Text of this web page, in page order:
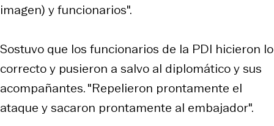
imagen) y funcionarios".
Sostuvo que los funcionarios de la PDI hicieron lo
correcto y pusieron a salvo al diplomático y sus
acompañantes. "Repelieron prontamente el
ataque y sacaron prontamente al embajador".